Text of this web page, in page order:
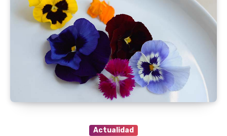
Actualidad